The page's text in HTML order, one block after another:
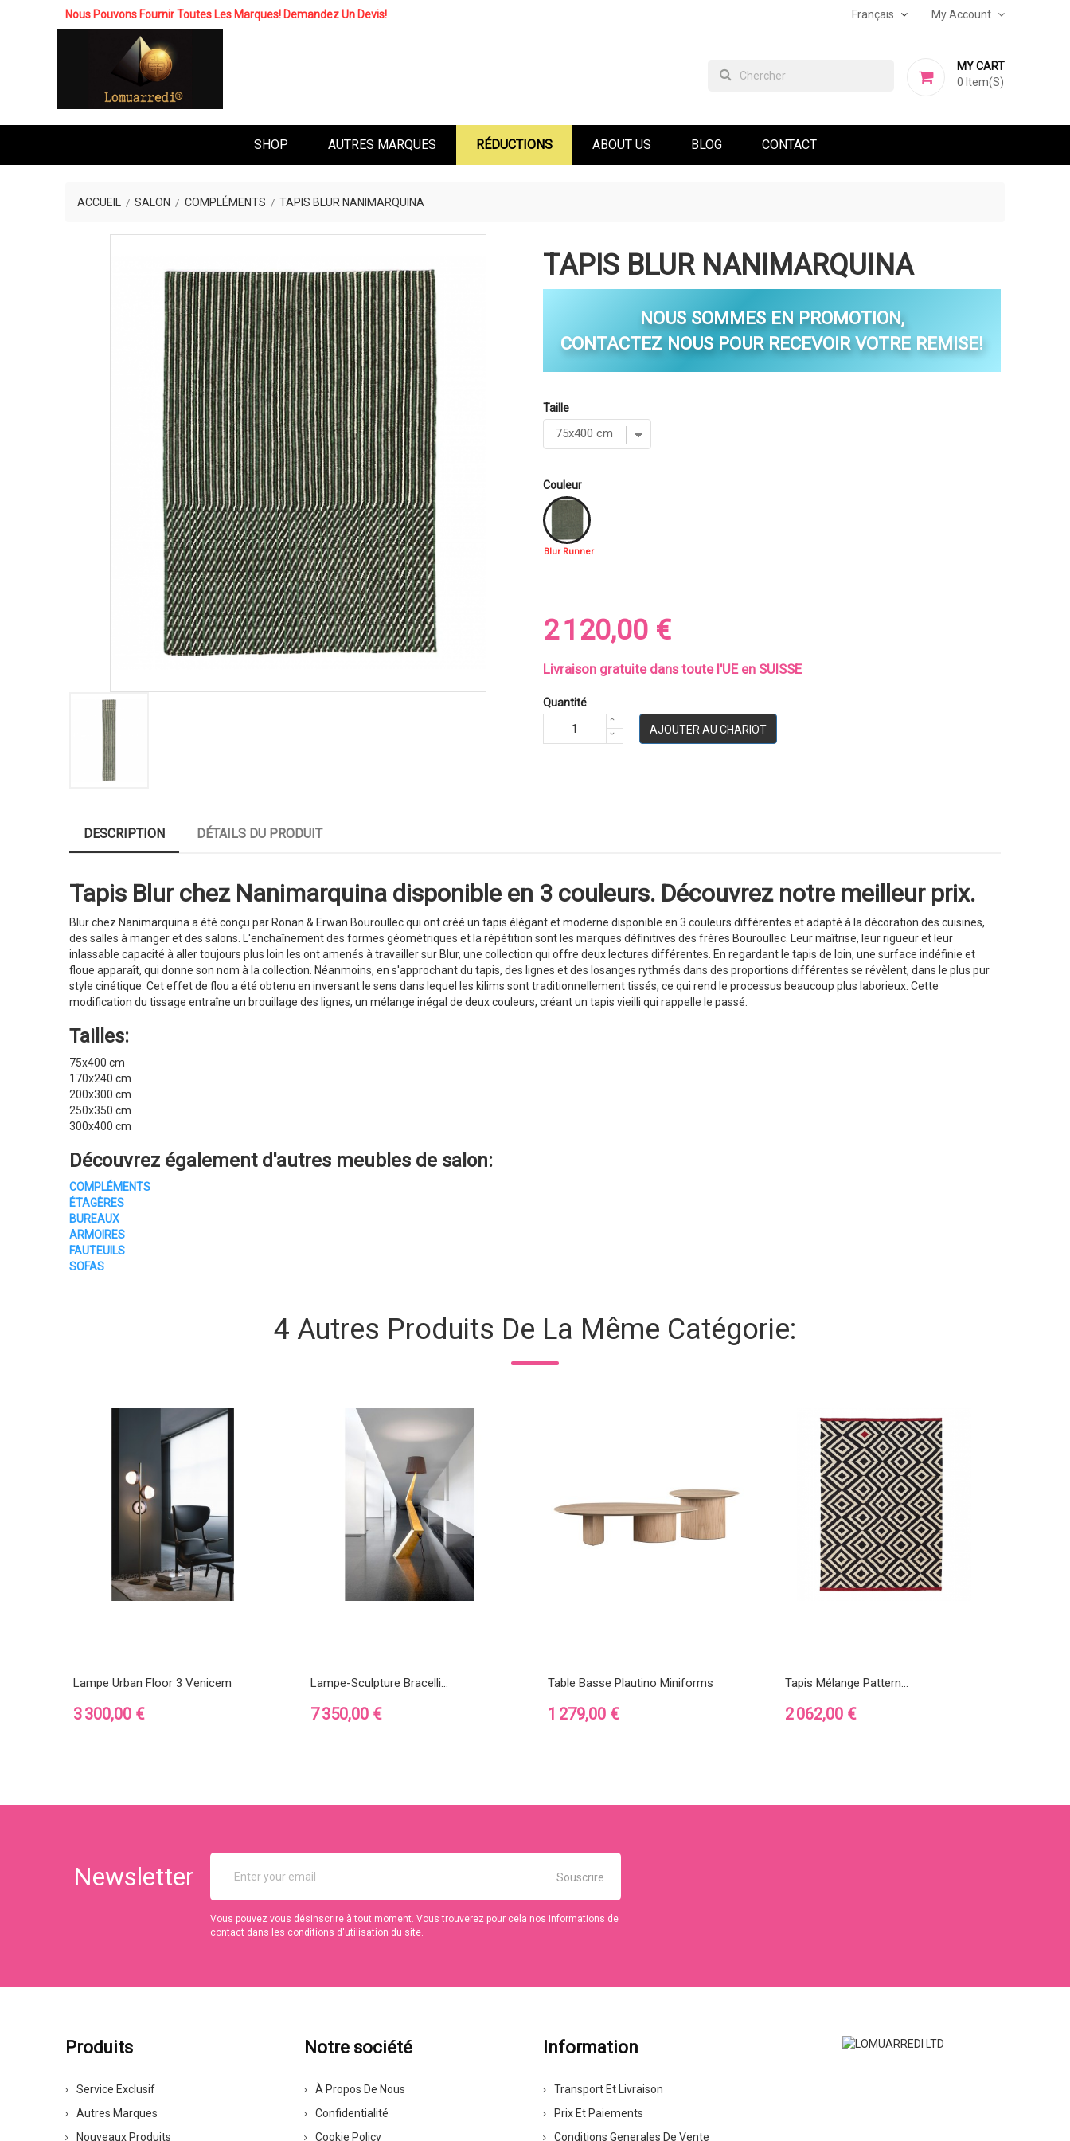
Nous Pouvons Fournir Toutes Les Marques! Demandez Un Devis! Français My Account
MY CART
0 Item(s)
SHOP AUTRES MARQUES RÉDUCTIONS ABOUT US BLOG CONTACT
ACCUEIL SALON COMPLÉMENTS TAPIS BLUR NANIMARQUINA
TAPIS BLUR NANIMARQUINA
NOUS SOMMES EN PROMOTION,
CONTACTEZ NOUS POUR RECEVOIR VOTRE REMISE!
Taille
Couleur
Blur Runner
2 120,00 €
Livraison gratuite dans toute l'UE en SUISSE
Quantité
AJOUTER AU CHARIOT
DESCRIPTION DÉTAILS DU PRODUIT
Tapis Blur chez Nanimarquina disponible en 3 couleurs. Découvrez notre meilleur prix.
Blur chez Nanimarquina a été conçu par Ronan & Erwan Bouroullec qui ont créé un tapis élégant et moderne disponible en 3 couleurs différentes et adapté à la décoration des cuisines,
des salles à manger et des salons. L'enchaînement des formes géométriques et la répétition sont les marques définitives des frères Bouroullec. Leur maîtrise, leur rigueur et leur
inlassable capacité à aller toujours plus loin les ont amenés à travailler sur Blur, une collection qui offre deux lectures différentes. En regardant le tapis de loin, une surface indéfinie et
floue apparaît, qui donne son nom à la collection. Néanmoins, en s'approchant du tapis, des lignes et des losanges rythmés dans des proportions différentes se révèlent, dans le plus pur
style cinétique. Cet effet de flou a été obtenu en inversant le sens dans lequel les kilims sont traditionnellement tissés, ce qui rend le processus beaucoup plus laborieux. Cette
modification du tissage entraîne un brouillage des lignes, un mélange inégal de deux couleurs, créant un tapis vieilli qui rappelle le passé.
Tailles:
75x400 cm
170x240 cm
200x300 cm
250x350 cm
300x400 cm
Découvrez également d'autres meubles de salon:
COMPLÉMENTS
ÉTAGÈRES
BUREAUX
ARMOIRES
FAUTEUILS
SOFAS
4 Autres Produits De La Même Catégorie:
Lampe Urban Floor 3 Venicem
Prix
3 300,00 €
Lampe-Sculpture Bracelli...
Prix
7 350,00 €
Table Basse Plautino Miniforms
Prix
1 279,00 €
Tapis Mélange Pattern...
Prix
2 062,00 €
Newsletter
Vous pouvez vous désinscrire à tout moment. Vous trouverez pour cela nos informations de
contact dans les conditions d'utilisation du site.
Produits
Service Exclusif
Autres Marques
Nouveaux Produits
Notre société
À Propos De Nous
Confidentialité
Cookie Policy
Information
Transport Et Livraison
Prix Et Paiements
Conditions Generales De Vente